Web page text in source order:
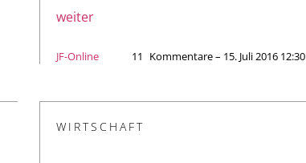
weiter
JF-Online 11 Kommentare – 15. Juli 2016 12:30
WIRTSCHAFT